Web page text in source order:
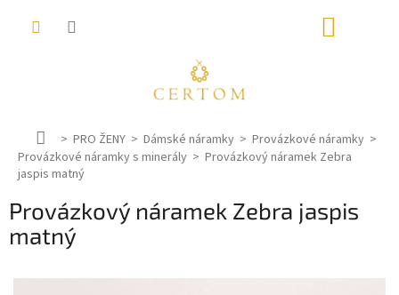
D
o
m
PRO ŽENY Dámské náramky
Provázkové náramky
Provázkové náramky s minerály
Provázkový náramek Zebra
jaspis matný
Provázkový náramek Zebra jaspis
matný